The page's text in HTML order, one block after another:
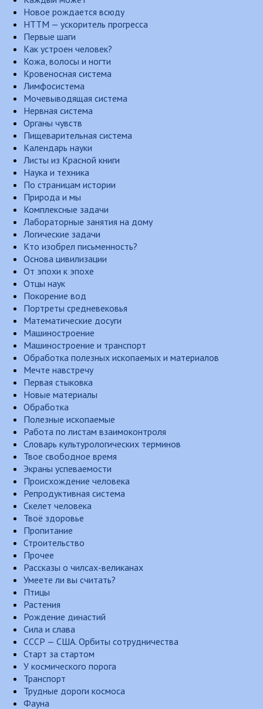
Новое рождается всюду
НТТМ — ускоритель прогресса
Первые шаги
Как устроен человек?
Кожа, волосы и ногти
Кровеносная система
Лимфосистема
Мочевыводящая система
Нервная система
Органы чувств
Пищеварительная система
Календарь науки
Листы из Красной книги
Наука и техника
По страницам истории
Природа и мы
Комплексные задачи
Лабораторные занятия на дому
Логические задачи
Кто изобрел письменность?
Основа цивилизации
От эпохи к эпохе
Отцы наук
Покорение вод
Портреты средневековья
Математические досуги
Машиностроение
Машиностроение и транспорт
Обработка полезных ископаемых и материалов
Мечте навстречу
Первая стыковка
Новые материалы
Обработка
Полезные ископаемые
Работа по листам взаимоконтроля
Словарь культурологических терминов
Твое свободное время
Экраны успеваемости
Происхождение человека
Репродуктивная система
Скелет человека
Твоё здоровье
Пропитание
Строительство
Прочее
Рассказы о чилсах-великанах
Умеете ли вы считать?
Птицы
Растения
Рождение династий
Сила и слава
СССР — США. Орбиты сотрудничества
Старт за стартом
У космического порога
Транспорт
Трудные дороги космоса
Фауна